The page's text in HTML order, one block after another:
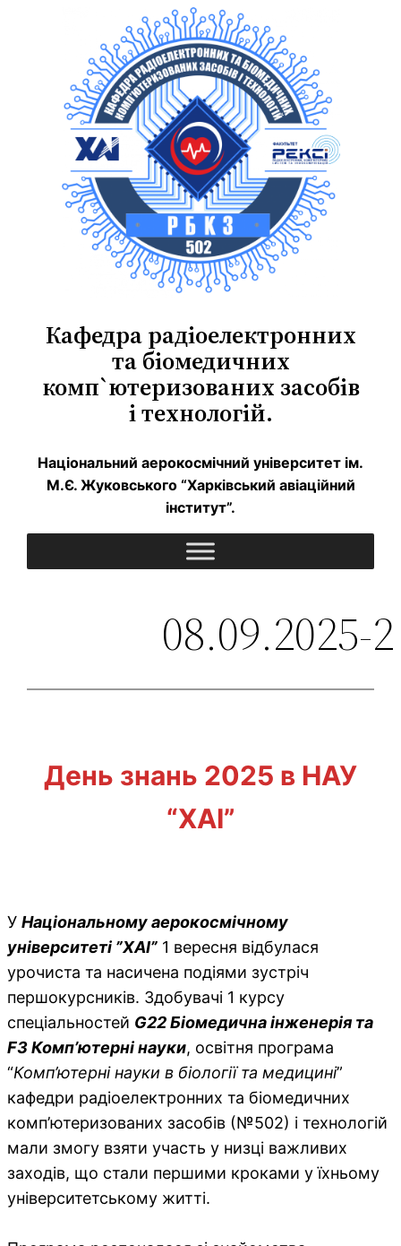
Кафедра радіоелектронних
та біомедичних
комп`ютеризованих засобів
і технологій.
Національний аерокосмічний університет ім.
М.Є. Жуковського “Харківський авіаційний
інститут”.
08.09.2025-2
День знань 2025 в НАУ
“ХАІ”
У Національному аерокосмічному
університеті ”ХАІ” 1 вересня відбулася
урочиста та насичена подіями зустріч
першокурсників. Здобувачі 1 курсу
спеціальностей G22 Біомедична інженерія та
F3 Комп’ютерні науки, освітня програма
“Комп’ютерні науки в біології та медицині”
кафедри радіоелектронних та біомедичних
комп’ютеризованих засобів (№502) і технологій
мали змогу взяти участь у низці важливих
заходів, що стали першими кроками у їхньому
університетському житті.